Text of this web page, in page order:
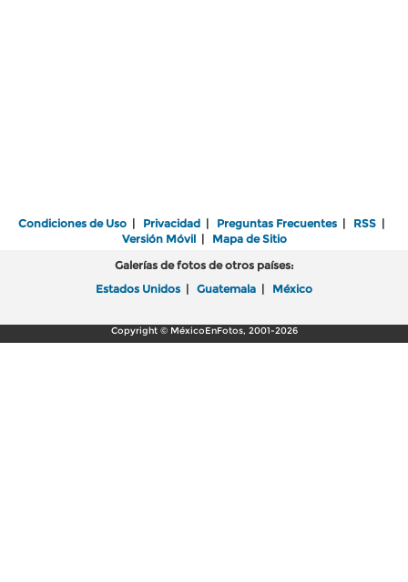
Condiciones de Uso | Privacidad | Preguntas Frecuentes | RSS |
Versión Móvil| Mapa de Sitio
Galerías de fotos de otros países:
Estados Unidos | Guatemala | México
Copyright © MéxicoEnFotos, 2001-2026